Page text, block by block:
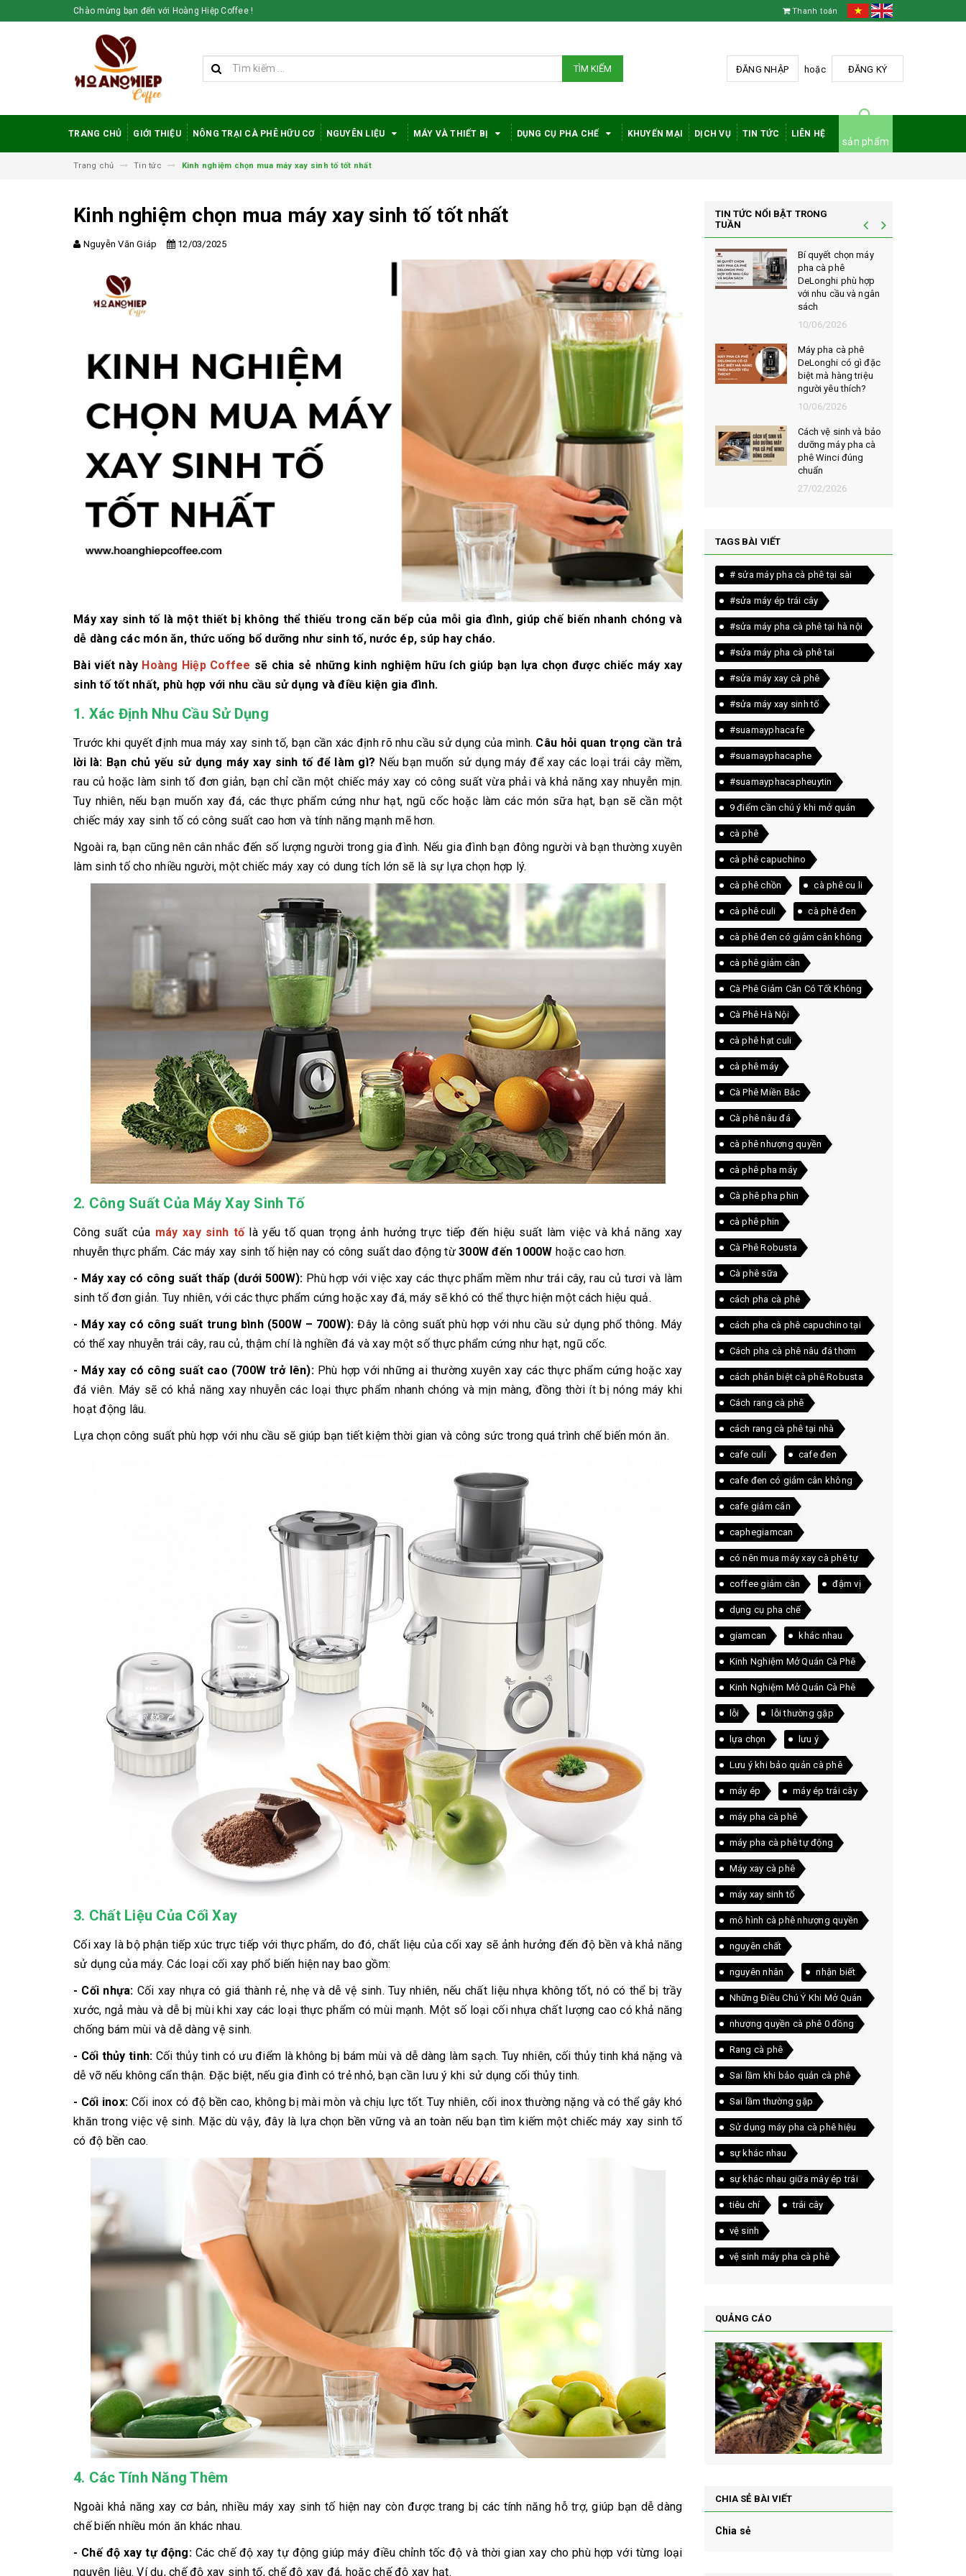
Chào mừng bạn đến với Hoàng Hiệp Coffee ! Thanh toán
TÌM KIẾM ĐĂNG NHẬP hoặc ĐĂNG KÝ
TRANG CHỦ GIỚI THIỆU NÔNG TRẠI CÀ PHÊ HỮU CƠ NGUYÊN LIỆU MÁY VÀ THIẾT BỊ DỤNG CỤ PHA CHẾ KHUYẾN MẠI DỊCH VỤ TIN TỨC LIÊN HỆ
sản phẩm
Trang chủ Tin tức Kinh nghiệm chọn mua máy xay sinh tố tốt nhất
Kinh nghiệm chọn mua máy xay sinh tố tốt nhất
Nguyễn Văn Giáp 12/03/2025
Máy xay sinh tố là một thiết bị không thể thiếu trong căn bếp của mỗi gia đình, giúp chế biến nhanh chóng và
dễ dàng các món ăn, thức uống bổ dưỡng như sinh tố, nước ép, súp hay cháo.
Bài viết này Hoàng Hiệp Coffee sẽ chia sẻ những kinh nghiệm hữu ích giúp bạn lựa chọn được chiếc máy xay
sinh tố tốt nhất, phù hợp với nhu cầu sử dụng và điều kiện gia đình.
1. Xác Định Nhu Cầu Sử Dụng
Trước khi quyết định mua máy xay sinh tố, bạn cần xác định rõ nhu cầu sử dụng của mình. Câu hỏi quan trọng cần trả
lời là: Bạn chủ yếu sử dụng máy xay sinh tố để làm gì? Nếu bạn muốn sử dụng máy để xay các loại trái cây mềm,
rau củ hoặc làm sinh tố đơn giản, bạn chỉ cần một chiếc máy xay có công suất vừa phải và khả năng xay nhuyễn mịn.
Tuy nhiên, nếu bạn muốn xay đá, các thực phẩm cứng như hạt, ngũ cốc hoặc làm các món sữa hạt, bạn sẽ cần một
chiếc máy xay sinh tố có công suất cao hơn và tính năng mạnh mẽ hơn.
Ngoài ra, bạn cũng nên cân nhắc đến số lượng người trong gia đình. Nếu gia đình bạn đông người và bạn thường xuyên
làm sinh tố cho nhiều người, một chiếc máy xay có dung tích lớn sẽ là sự lựa chọn hợp lý.
2. Công Suất Của Máy Xay Sinh Tố
Công suất của máy xay sinh tốlà yếu tố quan trọng ảnh hưởng trực tiếp đến hiệu suất làm việc và khả năng xay
nhuyễn thực phẩm. Các máy xay sinh tố hiện nay có công suất dao động từ 300W đến 1000W hoặc cao hơn.
- Máy xay có công suất thấp (dưới 500W): Phù hợp với việc xay các thực phẩm mềm như trái cây, rau củ tươi và làm
sinh tố đơn giản. Tuy nhiên, với các thực phẩm cứng hoặc xay đá, máy sẽ khó có thể thực hiện một cách hiệu quả.
- Máy xay có công suất trung bình (500W – 700W): Đây là công suất phù hợp với nhu cầu sử dụng phổ thông. Máy
có thể xay nhuyễn trái cây, rau củ, thậm chí là nghiền đá và xay một số thực phẩm cứng như hạt, ngũ cốc.
- Máy xay có công suất cao (700W trở lên):Phù hợp với những ai thường xuyên xay các thực phẩm cứng hoặc xay
đá viên. Máy sẽ có khả năng xay nhuyễn các loại thực phẩm nhanh chóng và mịn màng, đồng thời ít bị nóng máy khi
hoạt động lâu.
Lựa chọn công suất phù hợp với nhu cầu sẽ giúp bạn tiết kiệm thời gian và công sức trong quá trình chế biến món ăn.
3. Chất Liệu Của Cối Xay
Cối xay là bộ phận tiếp xúc trực tiếp với thực phẩm, do đó, chất liệu của cối xay sẽ ảnh hưởng đến độ bền và khả năng
sử dụng của máy. Các loại cối xay phổ biến hiện nay bao gồm:
- Cối nhựa: Cối xay nhựa có giá thành rẻ, nhẹ và dễ vệ sinh. Tuy nhiên, nếu chất liệu nhựa không tốt, nó có thể bị trầy
xước, ngả màu và dễ bị mùi khi xay các loại thực phẩm có mùi mạnh. Một số loại cối nhựa chất lượng cao có khả năng
chống bám mùi và dễ dàng vệ sinh.
- Cối thủy tinh: Cối thủy tinh có ưu điểm là không bị bám mùi và dễ dàng làm sạch. Tuy nhiên, cối thủy tinh khá nặng và
dễ vỡ nếu không cẩn thận. Đặc biệt, nếu gia đình có trẻ nhỏ, bạn cần lưu ý khi sử dụng cối thủy tinh.
- Cối inox: Cối inox có độ bền cao, không bị mài mòn và chịu lực tốt. Tuy nhiên, cối inox thường nặng và có thể gây khó
khăn trong việc vệ sinh. Mặc dù vậy, đây là lựa chọn bền vững và an toàn nếu bạn tìm kiếm một chiếc máy xay sinh tố
có độ bền cao.
4. Các Tính Năng Thêm
Ngoài khả năng xay cơ bản, nhiều máy xay sinh tố hiện nay còn được trang bị các tính năng hỗ trợ, giúp bạn dễ dàng
chế biến nhiều món ăn khác nhau.
- Chế độ xay tự động:Các chế độ xay tự động giúp máy điều chỉnh tốc độ và thời gian xay cho phù hợp với từng loại
nguyên liệu. Ví dụ, chế độ xay sinh tố, chế độ xay đá, hoặc chế độ xay hạt.
TIN TỨC NỔI BẬT TRONG
TUẦN
Bí quyết chọn mua
cà phê hạt rang
mộc thơm ngon,
10/06/2026
Những tiêu chí đánh
giá một loại bột cà
phê nguyên chất
ngon
dưỡng máy pha cà
phê Winci đúng
27/02/2026
robusta rang mộc
được đánh giá cao
trong giới sành cà
phê?
10/06/2026
Bí quyết chọn mua
cà phê hạt rang
mộc thơm ngon,
chuẩn vị
10/06/2026
Những tiêu chí đánh
giá một loại bột cà
10/06/2026
Bí quyết chọn máy
pha cà phê
DeLonghi phù hợp
với nhu cầu và ngân
sách
10/06/2026
Máy pha cà phê
DeLonghi có gì đặc
biệt mà hàng triệu
người yêu thích?
10/06/2026
Cách vệ sinh và bảo
dưỡng máy pha cà
phê Winci đúng
chuẩn
27/02/2026
TAGS BÀI VIẾT
# sửa máy pha cà phê tại sài
gòn
#sửa máy ép trái cây
#sửa máy pha cà phê tại hà nội
#sửa máy pha cà phê tai
quảng trị
#sửa máy xay cà phê
#sửa máy xay sinh tố
#suamayphacafe
#suamayphacaphe
#suamayphacapheuytin
9 điểm cần chú ý khi mở quán
cà phê
cà phê
cà phê capuchino
cà phê chồn cà phê cu li
cà phê culi cà phê đen
cà phê đen có giảm cân không
cà phê giảm cân
Cà Phê Giảm Cân Có Tốt Không
Cà Phê Hà Nội
cà phê hạt culi
cà phê máy
Cà Phê Miền Bắc
Cà phê nâu đá
cà phê nhượng quyền
cà phê pha máy
Cà phê pha phin
cà phê phin
Cà Phê Robusta
Cà phê sữa
cách pha cà phê
cách pha cà phê capuchino tại
nhà
Cách pha cà phê nâu đá thơm
ngon ngay tại nhà
cách phân biệt cà phê Robusta
và Arabica
Cách rang cà phê
cách rang cà phê tại nhà
cafe culi cafe đen
cafe đen có giảm cân không
cafe giảm cân
caphegiamcan
có nên mua máy xay cà phê tự
động
coffee giảm cân đậm vị
dụng cụ pha chế
giamcan khác nhau
Kinh Nghiệm Mở Quán Cà Phê
Kinh Nghiệm Mở Quán Cà Phê
Thực Tế
lỗi lỗi thường gặp
lựa chọn lưu ý
Lưu ý khi bảo quản cà phê
máy ép máy ép trái cây
máy pha cà phê
máy pha cà phê tự động
Máy xay cà phê
máy xay sinh tố
mô hình cà phê nhượng quyền
nguyên chất
nguyên nhân nhận biết
Những Điều Chú Ý Khi Mở Quán
Cà Phê
nhượng quyền cà phê 0 đồng
Rang cà phê
Sai lầm khi bảo quản cà phê
Sai lầm thường gặp
Sử dụng máy pha cà phê hiệu
quả
sự khác nhau
sự khác nhau giữa máy ép trái
cây và máy xay sinh tố
tiêu chí trái cây
vệ sinh
vệ sinh máy pha cà phê
QUẢNG CÁO
CHIA SẺ BÀI VIẾT
Chia sẻ